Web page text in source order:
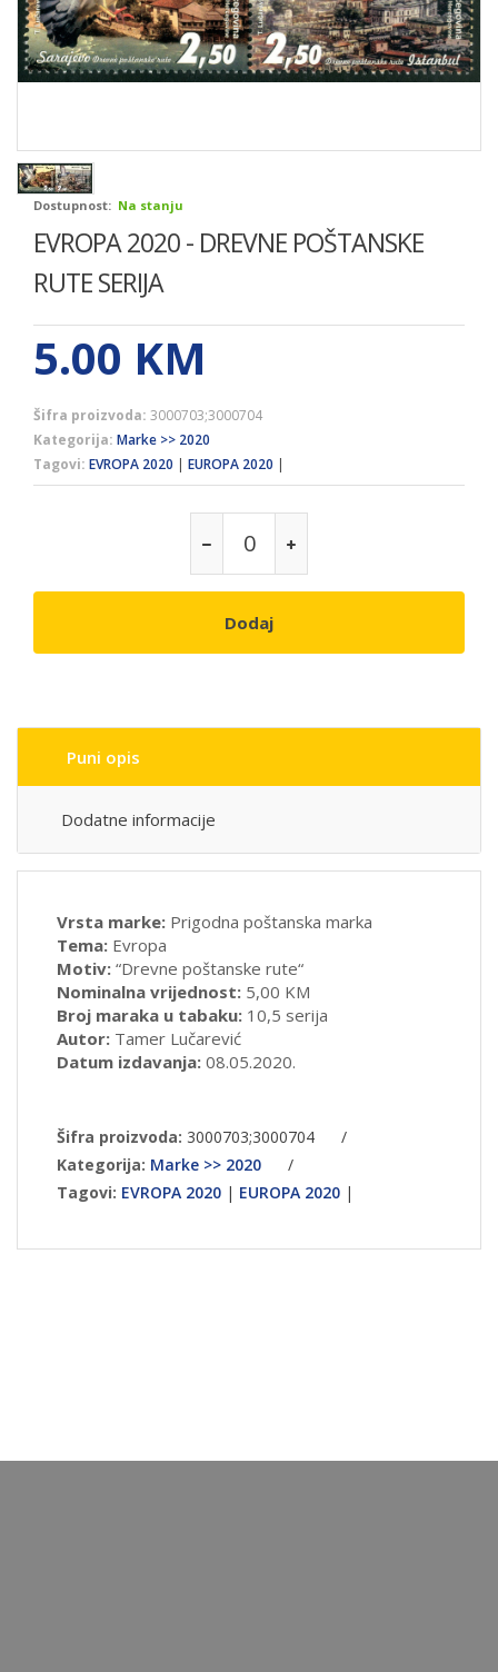
Dostupnost: Na stanju
EVROPA 2020 - DREVNE POŠTANSKE
RUTE SERIJA
5.00 KM
Šifra proizvoda: 3000703;3000704
Kategorija: Marke >> 2020
Tagovi: EVROPA 2020 | EUROPA 2020 |
Dodaj
Puni opis
Dodatne informacije
Vrsta marke: Prigodna poštanska marka
Tema: Evropa
Motiv: “Drevne poštanske rute“
Nominalna vrijednost: 5,00 KM
Broj maraka u tabaku: 10,5 serija
Autor: Tamer Lučarević
Datum izdavanja: 08.05.2020.
Šifra proizvoda: 3000703;3000704
/
Kategorija: Marke >> 2020
/
Tagovi: EVROPA 2020 | EUROPA 2020 |